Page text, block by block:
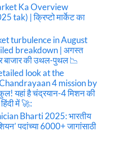
Ka Overview
tak) | क्रिप्टो मार्केट का
turbulence in August
breakdown | अगस्त
बाजार की उथल-पुथल 📉
look at the
4 mission by
यहां है चंद्रयान-4 मिशन की
में 🚀:
Bharti 2025: भारतीय
पदांच्या 6000+ जागांसाठी